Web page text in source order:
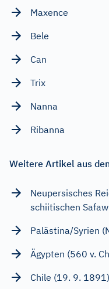
Maxence
Bele
Can
Trix
Nanna
Ribanna
Weitere Artikel aus
Neupersisches
schiitischen
Palästina/Syrien
Ägypten (560 v.
Chile (19. 9. 1891)